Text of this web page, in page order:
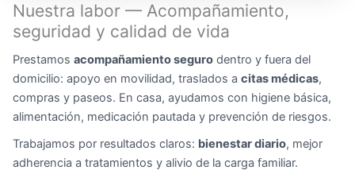
Nuestra labor — Acompañamiento,
seguridad y calidad de vida
Prestamos acompañamiento seguro dentro y fuera del
domicilio: apoyo en movilidad, traslados a citas médicas,
compras y paseos. En casa, ayudamos con higiene básica,
alimentación, medicación pautada y prevención de riesgos.
Trabajamos por resultados claros: bienestar diario, mejor
adherencia a tratamientos y alivio de la carga familiar.